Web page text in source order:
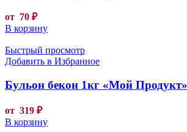
от 70 ₽
В корзину
Быстрый просмотр
Добавить в Избранное
Бульон бекон 1кг «Мой Продукт»
от 319 ₽
В корзину